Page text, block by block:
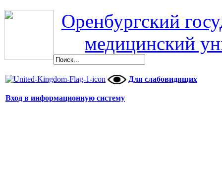
Оренбургский
медицинский
Для слабовидящих
Вход в информационную систему